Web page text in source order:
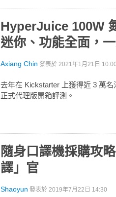
HyperJuice 100W
迷你、功能全面，
Axiang Chin 發表於 2021年1月21日 10:00
去年在 Kickstarter 上獲得近 3 萬
正式代理版開箱評測。
隨身口譯機採購攻
譯」官
Shaoyun 發表於 2019年7月22日 14:30